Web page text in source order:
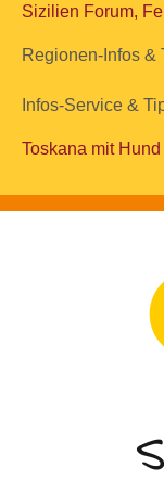
Sizilien Forum,
Regionen-Infos &
Infos-Service &
Toskana mit Hund